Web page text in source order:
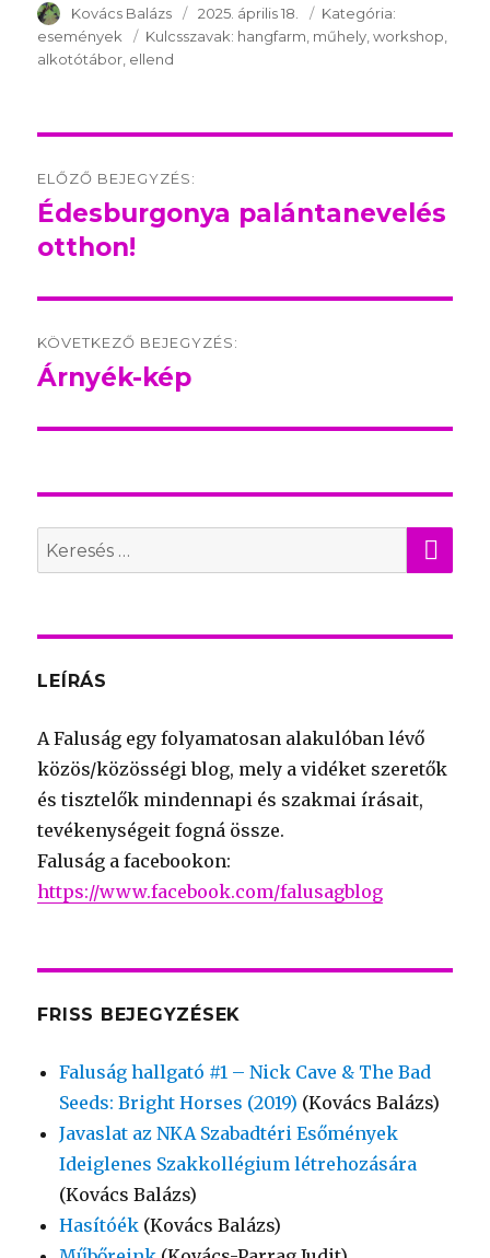
SzerzÅ
Kovács Balázs Közzétéve:
2025. április 18. Kategória:
események
Kulcsszavak: Kulcsszavak:
hangfarm műhely workshop
alkotótábor ellend
navigation
ELŐZŐ BEJEGYZÉS:
Előző
bejegyzés:
Édesburgonya palántanevelés
otthon!
KÖVETKEZŐ BEJEGYZÉS:
Következő
Árnyék-kép
Search
for:
LEÍRÁS
A Faluság egy folyamatosan alakulóban lévő
közös/közösségi blog, mely a vidéket szeretők
és tisztelők mindennapi és szakmai írásait,
tevékenységeit fogná össze.
Faluság a facebookon:
https://www.facebook.com/falusagblog
FRISS BEJEGYZÉSEK
Faluság hallgató #1 – Nick Cave & The Bad
Seeds: Bright Horses (2019) (Kovács Balázs)
Javaslat az NKA Szabadtéri Esőmények
Ideiglenes Szakkollégium létrehozására
(Kovács Balázs)
Hasítóék (Kovács Balázs)